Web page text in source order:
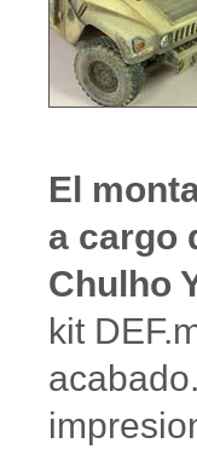
El
a cargo
Chulho
kit